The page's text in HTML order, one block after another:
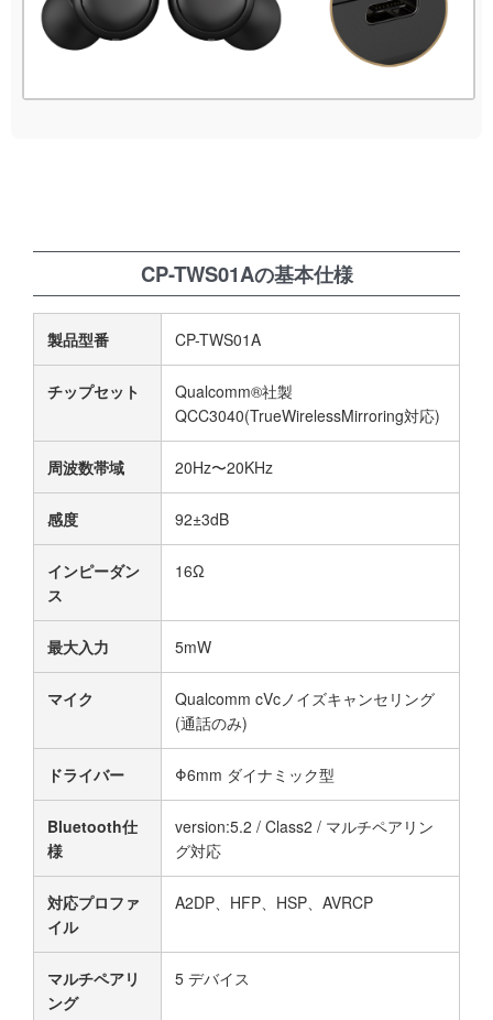
CP-TWS01Aの基本仕様
製品型番 CP-TWS01A
チップセット
Qualcomm®社製
QCC3040(TrueWirelessMirroring対応)
周波数帯域 20Hz〜20KHz
感度 92±3dB
インピーダン
ス
16Ω
最大入力 5mW
マイク
Qualcomm cVcノイズキャンセリング
(通話のみ)
ドライバー Φ6mm ダイナミック型
Bluetooth仕
様
version:5.2 / Class2 / マルチペアリン
グ対応
対応プロファ
イル
A2DP、HFP、HSP、AVRCP
マルチペアリ
ング
5 デバイス